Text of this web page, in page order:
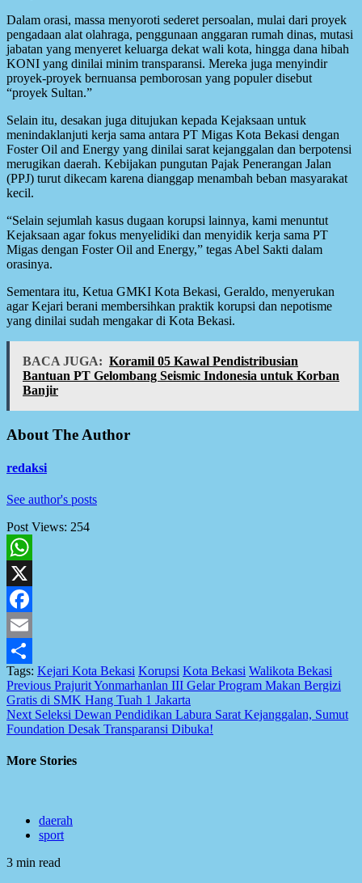
Dalam orasi, massa menyoroti sederet persoalan, mulai dari proyek
pengadaan alat olahraga, penggunaan anggaran rumah dinas, mutasi
jabatan yang menyeret keluarga dekat wali kota, hingga dana hibah
KONI yang dinilai minim transparansi. Mereka juga menyindir
proyek-proyek bernuansa pemborosan yang populer disebut
“proyek Sultan.”
Selain itu, desakan juga ditujukan kepada Kejaksaan untuk
menindaklanjuti kerja sama antara PT Migas Kota Bekasi dengan
Foster Oil and Energy yang dinilai sarat kejanggalan dan berpotensi
merugikan daerah. Kebijakan pungutan Pajak Penerangan Jalan
(PPJ) turut dikecam karena dianggap menambah beban masyarakat
kecil.
“Selain sejumlah kasus dugaan korupsi lainnya, kami menuntut
Kejaksaan agar fokus menyelidiki dan menyidik kerja sama PT
Migas dengan Foster Oil and Energy,” tegas Abel Sakti dalam
orasinya.
Sementara itu, Ketua GMKI Kota Bekasi, Geraldo, menyerukan
agar Kejari berani membersihkan praktik korupsi dan nepotisme
yang dinilai sudah mengakar di Kota Bekasi.
BACA JUGA: Koramil 05 Kawal Pendistribusian
Bantuan PT Gelombang Seismic Indonesia untuk Korban
Banjir
About The Author
redaksi
See author's posts
Post Views: 254
WhatsApp
X
Facebook
Email
Share
Tags: Kejari Kota Bekasi Korupsi Kota Bekasi Walikota Bekasi
Post
navigation
Previous Prajurit Yonmarhanlan III Gelar Program Makan Bergizi
Gratis di SMK Hang Tuah 1 Jakarta
Next Seleksi Dewan Pendidikan Labura Sarat Kejanggalan, Sumut
Foundation Desak Transparansi Dibuka!
More Stories
daerah
sport
3 min read